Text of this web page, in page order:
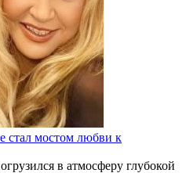
стал мостом любви к
в атмосферу глубокой